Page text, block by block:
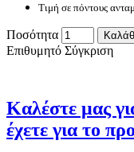
Τιμή σε πόντους
Ποσότητα
Επιθυμητό Σύγκριση
Καλέστε μας
έχετε για το